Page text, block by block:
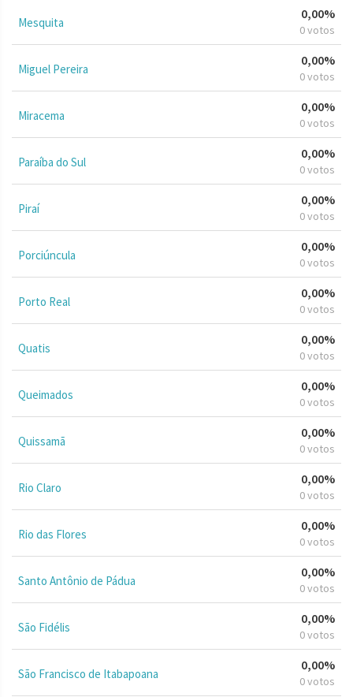
Mesquita
0,00%
0 votos
Miguel Pereira
0,00%
0 votos
Miracema
0,00%
0 votos
Paraíba do Sul
0,00%
0 votos
Piraí
0,00%
0 votos
Porciúncula
0,00%
0 votos
Porto Real
0,00%
0 votos
Quatis
0,00%
0 votos
Queimados
0,00%
0 votos
Quissamã
0,00%
0 votos
Rio Claro
0,00%
0 votos
Rio das Flores
0,00%
0 votos
Santo Antônio de Pádua
0,00%
0 votos
São Fidélis
0,00%
0 votos
São Francisco de Itabapoana
0,00%
0 votos